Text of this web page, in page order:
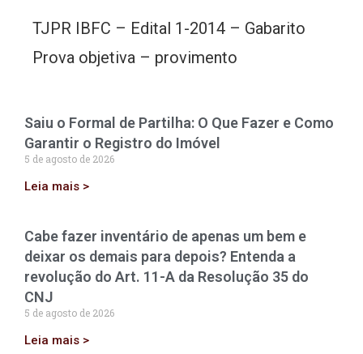
TJPR IBFC – Edital 1-2014 – Gabarito
Prova objetiva – provimento
Saiu o Formal de Partilha: O Que Fazer e Como
Garantir o Registro do Imóvel
5 de agosto de 2026
Leia mais >
Cabe fazer inventário de apenas um bem e
deixar os demais para depois? Entenda a
revolução do Art. 11-A da Resolução 35 do
CNJ
5 de agosto de 2026
Leia mais >